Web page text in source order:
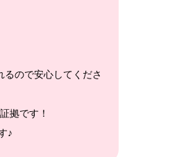
ので安心してくださ
拠です！
♪